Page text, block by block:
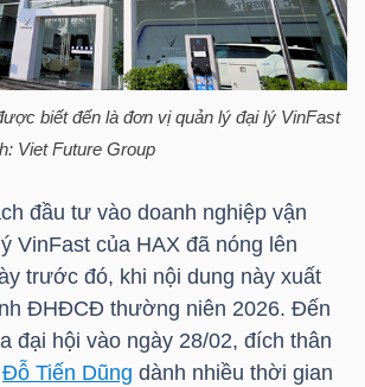
biết đến là đơn vị quản lý đại lý VinFast
Viet Future Group
đầu tư vào doanh nghiệp vận
VinFast của HAX đã nóng lên
trước đó, khi nội dung này xuất
ĐHĐCĐ thường niên 2026. Đến
đại hội vào ngày 28/02, đích thân
Đỗ Tiến Dũng dành nhiều thời gian